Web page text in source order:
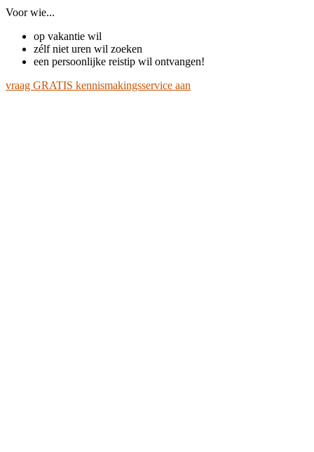
Voor wie...
op vakantie wil
zélf niet uren wil zoeken
een persoonlijke reistip wil ontvangen!
vraag GRATIS kennismakingsservice aan